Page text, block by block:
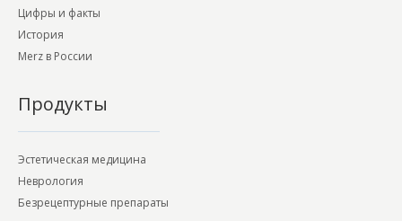
Цифры и факты
История
Merz в России
Продукты
Эстетическая медицина
Неврология
Безрецептурные препараты